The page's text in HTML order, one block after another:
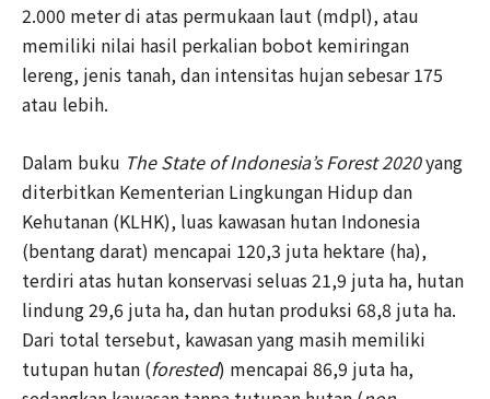
2.000 meter di atas permukaan laut (mdpl), atau
memiliki nilai hasil perkalian bobot kemiringan
lereng, jenis tanah, dan intensitas hujan sebesar 175
atau lebih.
Dalam buku The State of Indonesia’s Forest 2020yang
diterbitkan Kementerian Lingkungan Hidup dan
Kehutanan (KLHK), luas kawasan hutan Indonesia
(bentang darat) mencapai 120,3 juta hektare (ha),
terdiri atas hutan konservasi seluas 21,9 juta ha, hutan
lindung 29,6 juta ha, dan hutan produksi 68,8 juta ha.
Dari total tersebut, kawasan yang masih memiliki
tutupan hutan (forested) mencapai 86,9 juta ha,